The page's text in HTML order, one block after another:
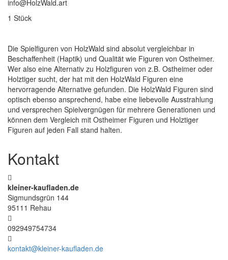
info@HolzWald.art
1 Stück
Die Spielfiguren von HolzWald sind absolut vergleichbar in
Beschaffenheit (Haptik) und Qualität wie Figuren von Ostheimer.
Wer also eine Alternativ zu Holzfiguren von z.B. Ostheimer oder
Holztiger sucht, der hat mit den HolzWald Figuren eine
hervorragende Alternative gefunden. Die HolzWald Figuren sind
optisch ebenso ansprechend, habe eine liebevolle Ausstrahlung
und versprechen Spielvergnügen für mehrere Generationen und
können dem Vergleich mit Ostheimer Figuren und Holztiger
Figuren auf jeden Fall stand halten.
Kontakt
kleiner-kaufladen.de
Sigmundsgrün 144
95111 Rehau
092949754734
kontakt@kleiner-kaufladen.de